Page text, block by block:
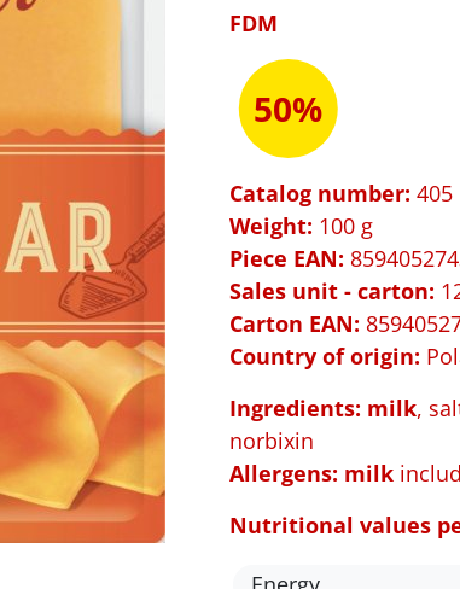
FDM
50%
Catalog number: 405
Weight: 100 g
Piece EAN:
Sales unit - carton:
Carton EAN:
Country of origin:
Ingredients: milk,
norbixin
Allergens: milk
Nutritional values